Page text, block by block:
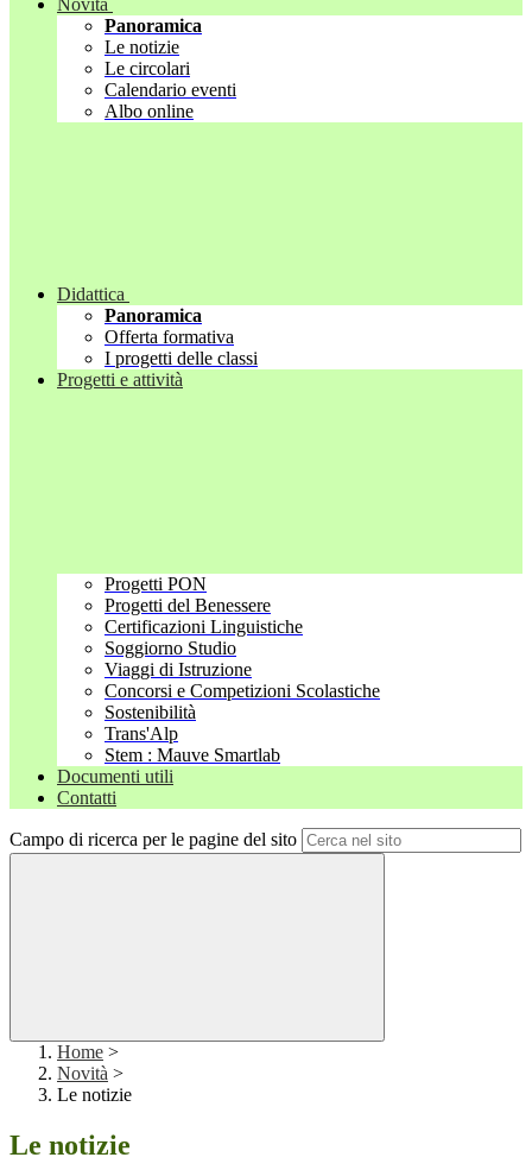
Novità
Panoramica
Le notizie
Le circolari
Calendario eventi
Albo online
Didattica
Panoramica
Offerta formativa
I progetti delle classi
Progetti e attività
Progetti PON
Progetti del Benessere
Certificazioni Linguistiche
Soggiorno Studio
Viaggi di Istruzione
Concorsi e Competizioni Scolastiche
Sostenibilità
Trans'Alp
Stem : Mauve Smartlab
Documenti utili
Contatti
Campo di ricerca per le pagine del sito
Home >
Novità >
Le notizie
Le notizie